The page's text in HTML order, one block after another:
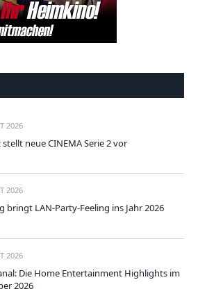
2026
neue CINEMA Serie 2 vor
2026
bringt LAN-Party-Feeling ins Jahr 2026
2026
Die Home Entertainment Highlights im
2026